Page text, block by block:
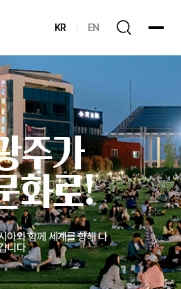
KR EN
주가
화로!
아와 함께 세계를 향해 나
니다